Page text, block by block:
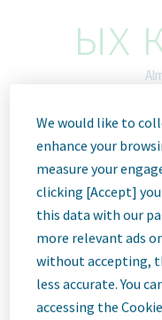
ых
We would like to
enhance your
measure your
clicking [Accept]
this data with our
more relevant ads
without accepting,
less accurate. You
accessing the